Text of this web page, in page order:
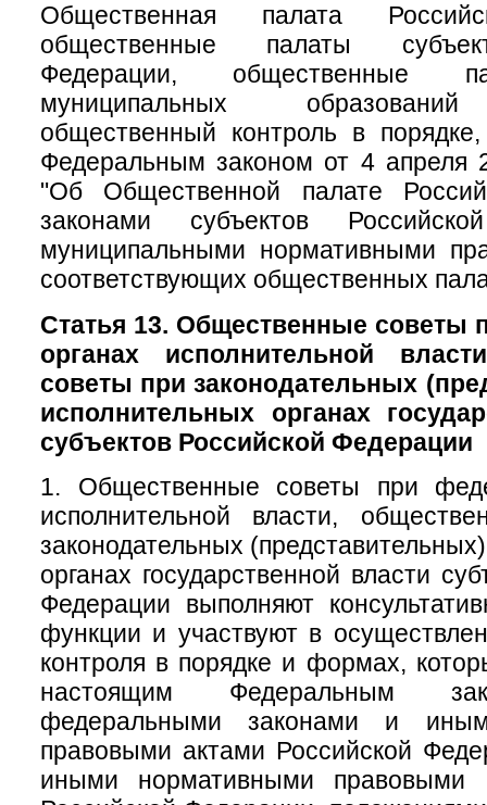
Общественная палата
общественные палаты
Федерации, общественные
муниципальных
общественный контроль в
Федеральным законом от 4 апреля
"Об Общественной палате
законами субъектов
муниципальными нормативными
соответствующих общественных
Статья 13. Общественные советы
органах исполнительной
советы при законодательных
исполнительных органах
субъектов Российской Федерации
1. Общественные советы при
исполнительной власти,
законодательных
органах государственной власти
Федерации выполняют
функции и участвуют в
контроля в порядке и формах,
настоящим Федеральным
федеральными законами и
правовыми актами Российской
иными нормативными правовыми